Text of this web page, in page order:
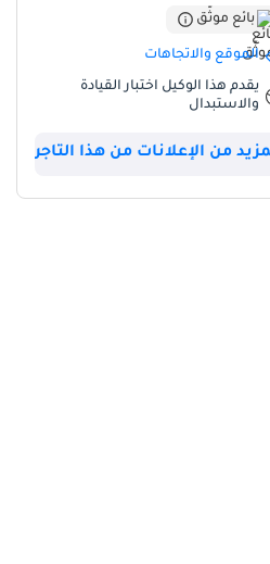
بائع موثّق
الموقع والاتجاهات
يقدم هذا الوكيل اختبار القيادة
والاستبدال
من الإعلانات من هذا التاجر